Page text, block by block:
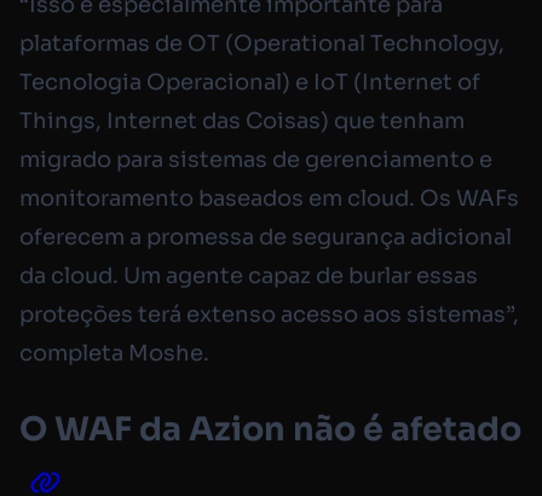
plataformas de OT (Operational Technology,
Tecnologia Operacional) e IoT (Internet of
Things, Internet das Coisas) que tenham
migrado para sistemas de gerenciamento e
monitoramento baseados em cloud. Os WAFs
oferecem a promessa de segurança adicional
da cloud. Um agente capaz de burlar essas
proteções terá extenso acesso aos sistemas”,
completa Moshe.
O WAF da Azion não é afetado